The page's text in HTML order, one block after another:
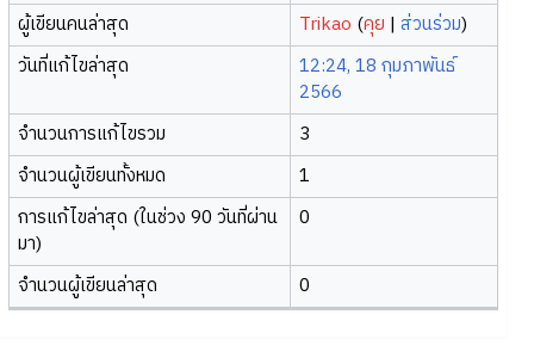
ผู้เขียนคนล่าสุด
Trikao (คุย |ส่วนร่วม)
วันที่แก้ไขล่าสุด
12:24, 18 กุมภาพันธ์
2566
จำนวนการแก้ไขรวม
3
จำนวนผู้เขียนทั้งหมด
1
การแก้ไขล่าสุด (ในช่วง 90 วันที่ผ่าน
มา)
0
จำนวนผู้เขียนล่าสุด 0